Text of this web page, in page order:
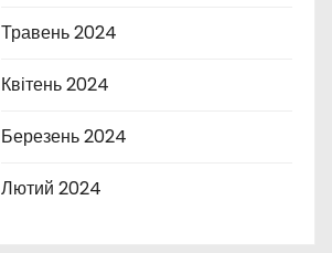
Травень 2024
Квітень 2024
Березень 2024
Лютий 2024